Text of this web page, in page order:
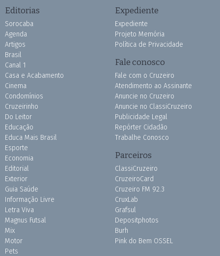
Editorias
Sorocaba
Agenda
Artigos
Brasil
Canal 1
Casa e Acabamento
Cinema
Condomínios
Cruzeirinho
Do Leitor
Educação
Educa Mais Brasil
Esporte
Economia
Editorial
Exterior
Guia Saúde
Informação Livre
Letra Viva
Magnus Futsal
Mix
Motor
Pets
Expediente
Expediente
Projeto Memória
Política de Privacidade
Fale conosco
Fale com o Cruzeiro
Atendimento ao Assinante
Anuncie no Cruzeiro
Anuncie no ClassiCruzeiro
Publicidade Legal
Repórter Cidadão
Trabalhe Conosco
Parceiros
ClassiCruzeiro
CruzeiroCard
Cruzeiro FM 92.3
CruxLab
Grafsul
Depositphotos
Burh
Pink do Bem OSSEL